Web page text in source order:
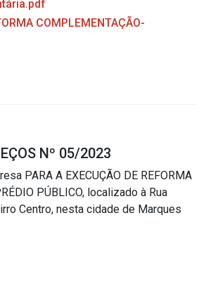
COMPLEMENTAÇÃO-
Nº 05/2023
PARA A EXECUÇÃO DE REFORMA
PÚBLICO, localizado à Rua
Centro, nesta cidade de Marques